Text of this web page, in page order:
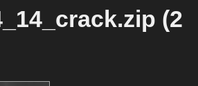
(2